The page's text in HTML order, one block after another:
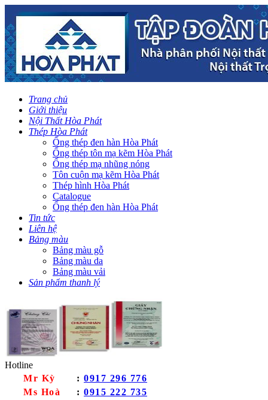
Trang chủ
Giới thiệu
Nội Thất Hòa Phát
Thép Hòa Phát
Ống thép đen hàn Hòa Phát
Ống thép tôn mạ kẽm Hòa Phát
Ống thép mạ nhũng nóng
Tôn cuộn mạ kẽm Hòa Phát
Thép hình Hòa Phát
Catalogue
Ống thép đen hàn Hòa Phát
Tin tức
Liên hệ
Bảng màu
Bảng màu gỗ
Bảng màu da
Bảng màu vải
Sản phẩm thanh lý
Hotline
Mr Kỳ
: 0917 296 776
Ms Hoà
: 0915 222 735